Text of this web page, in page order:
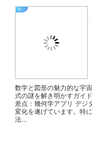
学び
数学と図形の魅力的な宇
式の謎を解き明かすガイ
差点：幾何学アプリ デジ
変化を遂げています。特
法...